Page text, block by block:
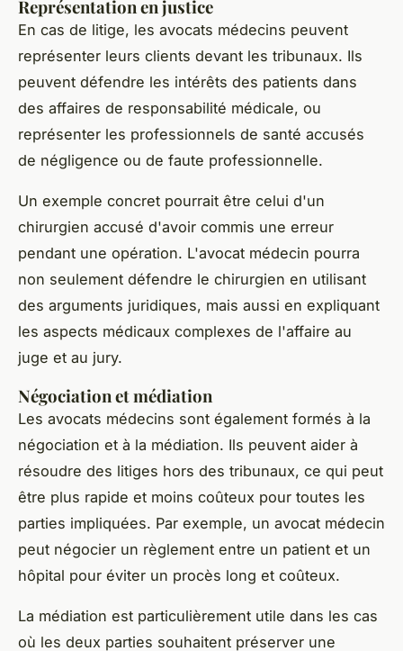
Représentation en justice
En cas de litige, les avocats médecins peuvent
représenter leurs clients devant les tribunaux. Ils
peuvent défendre les intérêts des patients dans
des affaires de responsabilité médicale, ou
représenter les professionnels de santé accusés
de négligence ou de faute professionnelle.
Un exemple concret pourrait être celui d'un
chirurgien accusé d'avoir commis une erreur
pendant une opération. L'avocat médecin pourra
non seulement défendre le chirurgien en utilisant
des arguments juridiques, mais aussi en expliquant
les aspects médicaux complexes de l'affaire au
juge et au jury.
Négociation et médiation
Les avocats médecins sont également formés à la
négociation et à la médiation. Ils peuvent aider à
résoudre des litiges hors des tribunaux, ce qui peut
être plus rapide et moins coûteux pour toutes les
parties impliquées. Par exemple, un avocat médecin
peut négocier un règlement entre un patient et un
hôpital pour éviter un procès long et coûteux.
La médiation est particulièrement utile dans les cas
où les deux parties souhaitent préserver une